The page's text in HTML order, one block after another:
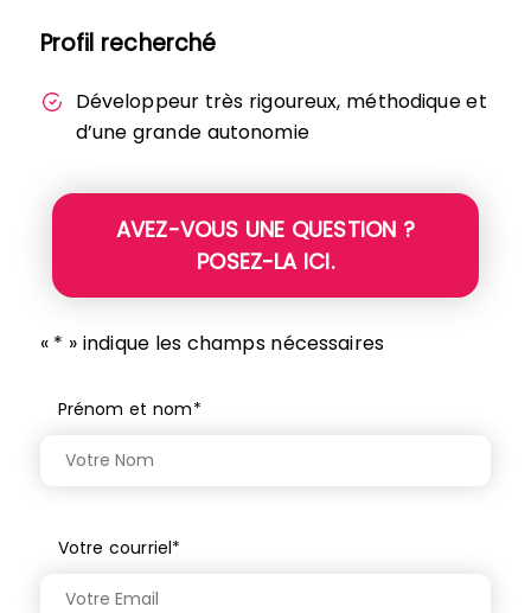
Profil recherché
Développeur très rigoureux, méthodique et
d’une grande autonomie
AVEZ-VOUS UNE QUESTION ?
POSEZ-LA ICI.
« * » indique les champs nécessaires
Prénom et nom*
Votre courriel*